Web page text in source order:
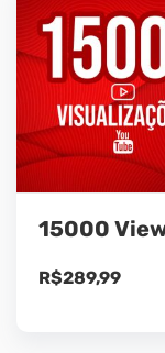
15000
R$289,99